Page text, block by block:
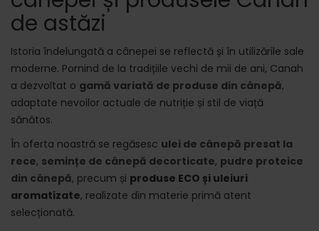
de astăzi
Istoria îndelungată a cânepei se reflectă și în utilizările sale
moderne. Pornind de la tradițiile vechi de mii de ani, Canah
a dezvoltat o gamă variată de produse din cânepă,
adaptate nevoilor actuale de nutriție și stil de viață
sănătos.
În oferta noastră se regăsesc ulei de cânepă presat la
rece, semințe de cânepă decorticate, pudre proteice
din cânepă, precum și produse ECO și uleiuri
aromatizate, realizate din materie primă atent
selecționată.